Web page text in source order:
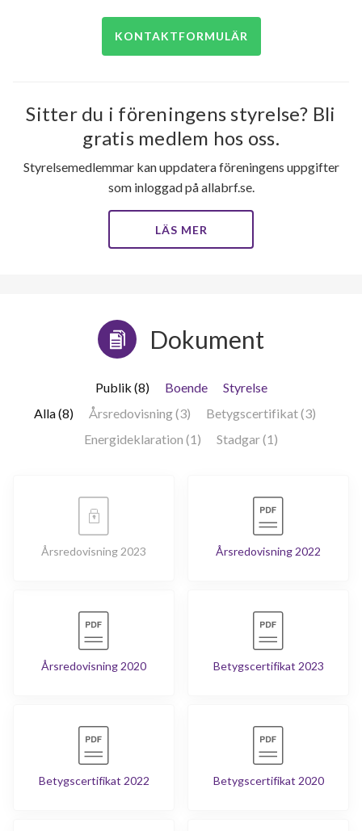
KONTAKTFORMULÄR
Sitter du i föreningens styrelse? Bli
gratis medlem hos oss.
Styrelsemedlemmar kan uppdatera föreningens uppgifter
som inloggad på allabrf.se.
LÄS MER
Dokument
Publik (8) Boende
Styrelse
Alla (8)
Årsredovisning (3)
Betygscertifikat (3)
Energideklaration (1)
Stadgar (1)
Årsredovisning 2023 Årsredovisning 2022
Årsredovisning 2020 Betygscertifikat 2023
Betygscertifikat 2022 Betygscertifikat 2020